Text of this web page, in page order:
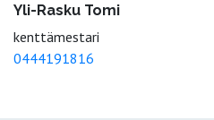
Yli-Rasku Tomi
kenttämestari
0444191816